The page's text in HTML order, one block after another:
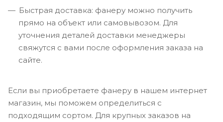
Быстрая доставка: фанеру можно получить
прямо на объект или самовывозом. Для
уточнения деталей доставки менеджеры
свяжутся с вами после оформления заказа на
сайте.
Если вы приобретаете фанеру в нашем интернет
магазин, мы поможем определиться с
подходящим сортом. Для крупных заказов на